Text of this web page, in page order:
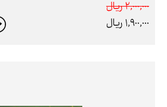
2,000,000 ريال
1,900,000 ريال